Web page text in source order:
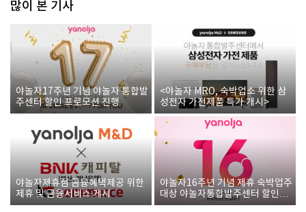
많이 본 기사
야놀자17주년 기념 야놀자 통합발
주센터 할인 프로모션 진행
<야놀자 MRO, 숙박업소 위한 삼
성전자 가전제품 특가 개시>
야놀자제휴점 금융혜택제공 위한
제휴 및 금융서비스 게시
야놀자16주년 기념 제휴 숙박업주
대상 야놀자통합발주센터 할인쿠
폰 증정